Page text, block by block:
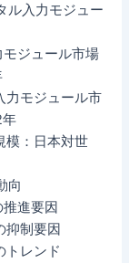
ル入力モジュー
モジュール市場
力モジュール市
模：日本対世
向
推進要因
抑制要因
トレンド